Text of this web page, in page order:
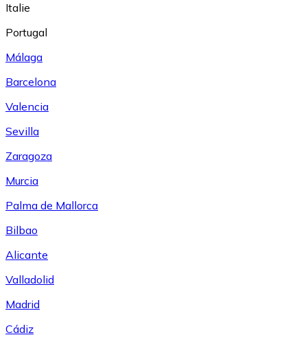
Italie
Portugal
Málaga
Barcelona
Valencia
Sevilla
Zaragoza
Murcia
Palma de Mallorca
Bilbao
Alicante
Valladolid
Madrid
Cádiz